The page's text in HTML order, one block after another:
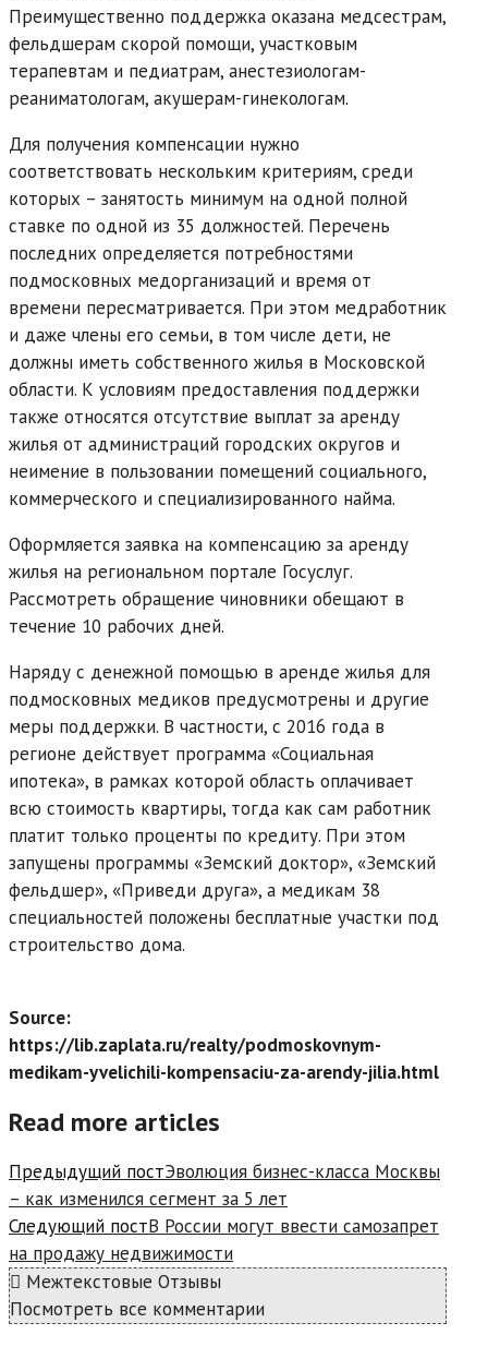
Преимущественно поддержка оказана медсестрам,
фельдшерам скорой помощи, участковым
терапевтам и педиатрам, анестезиологам-
реаниматологам, акушерам-гинекологам.
Для получения компенсации нужно
соответствовать нескольким критериям, среди
которых – занятость минимум на одной полной
ставке по одной из 35 должностей. Перечень
последних определяется потребностями
подмосковных медорганизаций и время от
времени пересматривается. При этом медработник
и даже члены его семьи, в том числе дети, не
должны иметь собственного жилья в Московской
области. К условиям предоставления поддержки
также относятся отсутствие выплат за аренду
жилья от администраций городских округов и
неимение в пользовании помещений социального,
коммерческого и специализированного найма.
Оформляется заявка на компенсацию за аренду
жилья на региональном портале Госуслуг.
Рассмотреть обращение чиновники обещают в
течение 10 рабочих дней.
Наряду с денежной помощью в аренде жилья для
подмосковных медиков предусмотрены и другие
меры поддержки. В частности, с 2016 года в
регионе действует программа «Социальная
ипотека», в рамках которой область оплачивает
всю стоимость квартиры, тогда как сам работник
платит только проценты по кредиту. При этом
запущены программы «Земский доктор», «Земский
фельдшер», «Приведи друга», а медикам 38
специальностей положены бесплатные участки под
строительство дома.
Source:
https://lib.zaplata.ru/realty/podmoskovnym-
medikam-yvelichili-kompensaciu-za-arendy-jilia.html
Read more articles
Предыдущий постЭволюция бизнес-класса Москвы
– как изменился сегмент за 5 лет
Следующий постВ России могут ввести самозапрет
на продажу недвижимости
Межтекстовые Отзывы
Посмотреть все комментарии